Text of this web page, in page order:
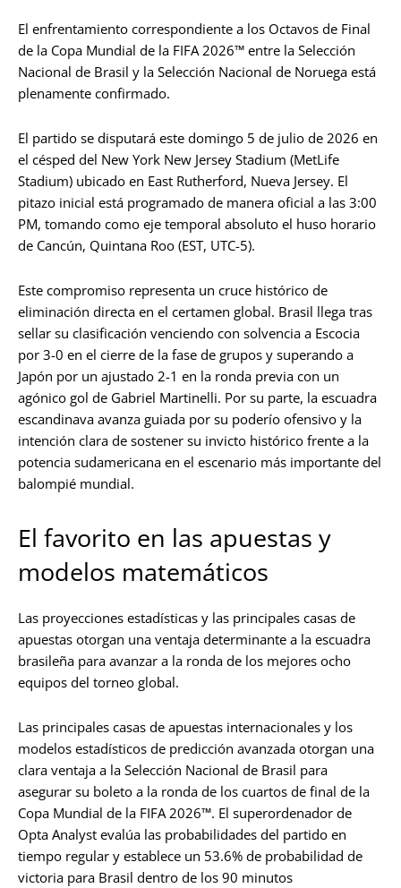
El enfrentamiento correspondiente a los Octavos de Final
de la Copa Mundial de la FIFA 2026™ entre la Selección
Nacional de Brasil y la Selección Nacional de Noruega está
plenamente confirmado.
El partido se disputará este domingo 5 de julio de 2026 en
el césped del New York New Jersey Stadium (MetLife
Stadium) ubicado en East Rutherford, Nueva Jersey. El
pitazo inicial está programado de manera oficial a las 3:00
PM, tomando como eje temporal absoluto el huso horario
de Cancún, Quintana Roo (EST, UTC-5).
Este compromiso representa un cruce histórico de
eliminación directa en el certamen global. Brasil llega tras
sellar su clasificación venciendo con solvencia a Escocia
por 3-0 en el cierre de la fase de grupos y superando a
Japón por un ajustado 2-1 en la ronda previa con un
agónico gol de Gabriel Martinelli. Por su parte, la escuadra
escandinava avanza guiada por su poderío ofensivo y la
intención clara de sostener su invicto histórico frente a la
potencia sudamericana en el escenario más importante del
balompié mundial.
El favorito en las apuestas y
modelos matemáticos
Las proyecciones estadísticas y las principales casas de
apuestas otorgan una ventaja determinante a la escuadra
brasileña para avanzar a la ronda de los mejores ocho
equipos del torneo global.
Las principales casas de apuestas internacionales y los
modelos estadísticos de predicción avanzada otorgan una
clara ventaja a la Selección Nacional de Brasil para
asegurar su boleto a la ronda de los cuartos de final de la
Copa Mundial de la FIFA 2026™. El superordenador de
Opta Analyst evalúa las probabilidades del partido en
tiempo regular y establece un 53.6% de probabilidad de
victoria para Brasil dentro de los 90 minutos